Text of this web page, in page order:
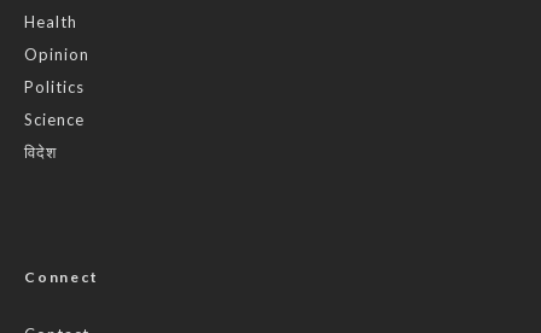
Health
Opinion
Politics
Science
विदेश
Connect